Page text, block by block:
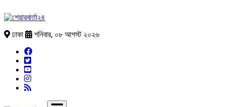
ঢাকা শনিবার, ০৮ আগস্ট ২০২৬